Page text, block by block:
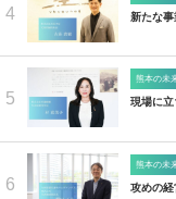
4 新たな
5
熊本の未
現場に
6
熊本の未
攻めの